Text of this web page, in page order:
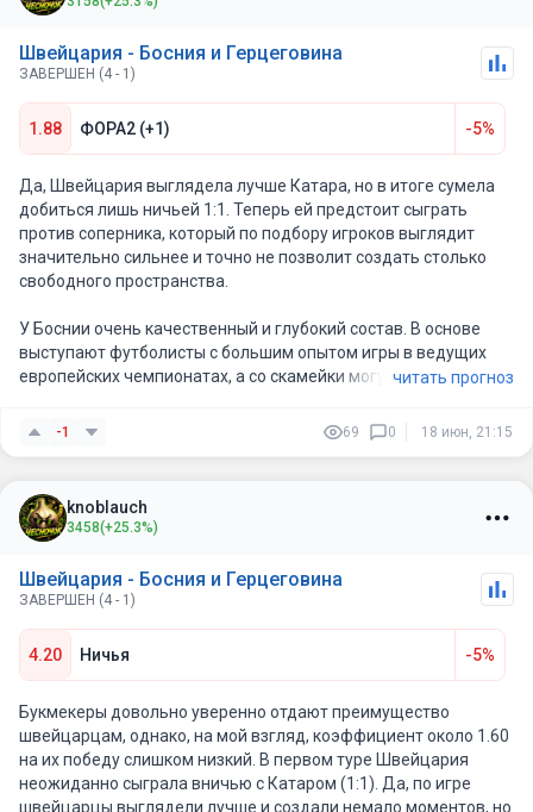
Швейцария - Босния и Герцеговина
ЗАВЕРШЕН (4 - 1)
1.88 ФОРА2 (+1) -5%
Да, Швейцария выглядела лучше Катара, но в итоге сумела
добиться лишь ничьей 1:1. Теперь ей предстоит сыграть
против соперника, который по подбору игроков выглядит
значительно сильнее и точно не позволит создать столько
свободного пространства.
У Боснии очень качественный и глубокий состав. В основе
выступают футболисты с большим опытом игры в ведущих
европейских чемпионатах, а со скамейки могут выйти игроки
лиг, заметно усилив игру. В обороне есть опытнейший Сеад
Колашинац, впереди — легендарный Эдин Джеко, а
высокого уровня. По глубине состава Босния точно не
уступает Швейцарии.
фаворитами этого матча. Босния умеет играть
организованно, хорошо обороняется и способна навязать
борьбу любой европейской сборной. Даже если Швейцария
окажется сильнее, победить с разницей более чем в один мяч
ей будет крайне непросто. Поэтому ставка на фору Боснии
(+1) с подстраховкой выглядит очень оправданной и имеет
хорошую ценность.
читать прогноз
-1 69 0 18 июн, 21:15
knoblauch
3458(+25.3%)
Швейцария - Босния и Герцеговина
ЗАВЕРШЕН (4 - 1)
4.20 Ничья -5%
Букмекеры довольно уверенно отдают преимущество
швейцарцам, однако, на мой взгляд, коэффициент около 1.60
на их победу слишком низкий. В первом туре Швейцария
неожиданно сыграла вничью с Катаром (1:1). Да, по игре
швейцарцы выглядели лучше и создали немало моментов, но